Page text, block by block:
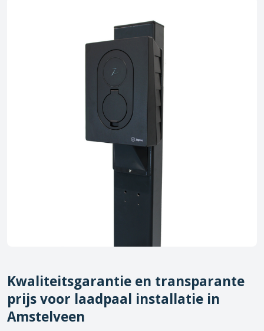
Kwaliteitsgarantie en transparante
prijs voor laadpaal installatie in
Amstelveen